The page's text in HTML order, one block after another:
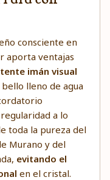
consciente en
aporta ventajas
imán visual
lleno de agua
a lo
toda la pureza del
Murano y del
evitando el
en el cristal.